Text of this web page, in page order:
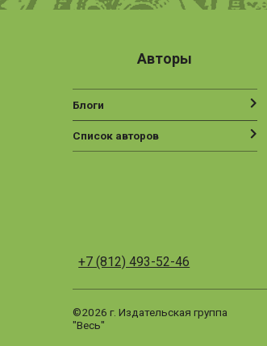
Авторы
Блоги
Список авторов
+7 (812) 493-52-46
©2026 г. Издательская группа
"Весь"